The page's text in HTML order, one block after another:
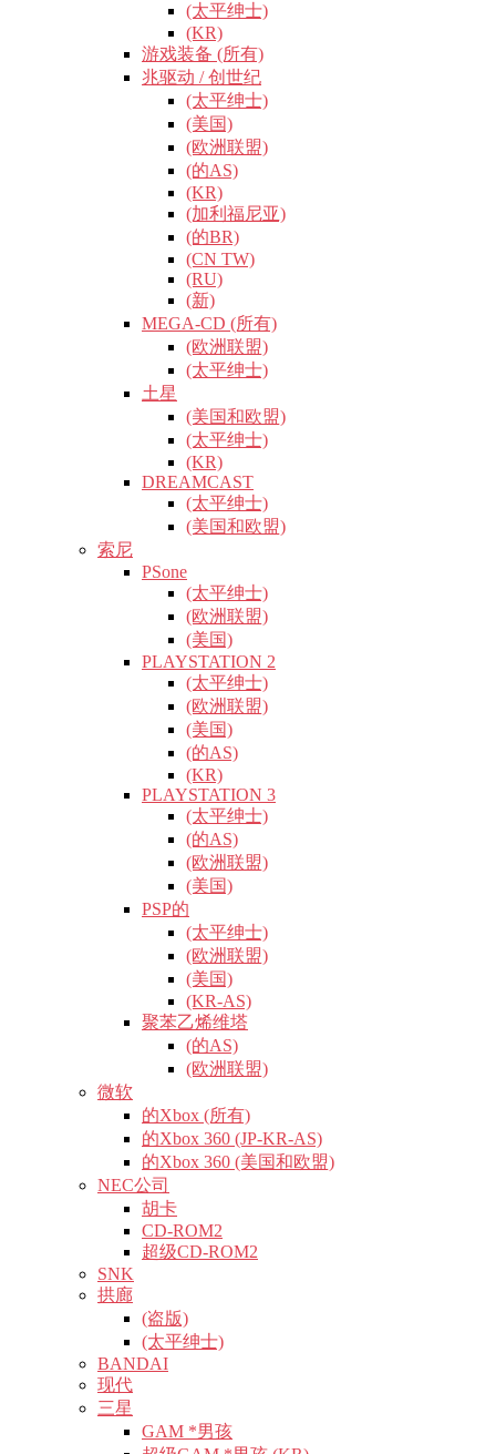
(太平绅士)
(KR)
游戏装备 (所有)
兆驱动 / 创世纪
(太平绅士)
(美国)
(欧洲联盟)
(的AS)
(KR)
(加利福尼亚)
(的BR)
(CN TW)
(RU)
(新)
MEGA-CD (所有)
(欧洲联盟)
(太平绅士)
土星
(美国和欧盟)
(太平绅士)
(KR)
DREAMCAST
(太平绅士)
(美国和欧盟)
索尼
PSone
(太平绅士)
(欧洲联盟)
(美国)
PLAYSTATION 2
(太平绅士)
(欧洲联盟)
(美国)
(的AS)
(KR)
PLAYSTATION 3
(太平绅士)
(的AS)
(欧洲联盟)
(美国)
PSP的
(太平绅士)
(欧洲联盟)
(美国)
(KR-AS)
聚苯乙烯维塔
(的AS)
(欧洲联盟)
微软
的Xbox (所有)
的Xbox 360 (JP-KR-AS)
的Xbox 360 (美国和欧盟)
NEC公司
胡卡
CD-ROM2
超级CD-ROM2
SNK
拱廊
(盗版)
(太平绅士)
BANDAI
现代
三星
GAM *男孩